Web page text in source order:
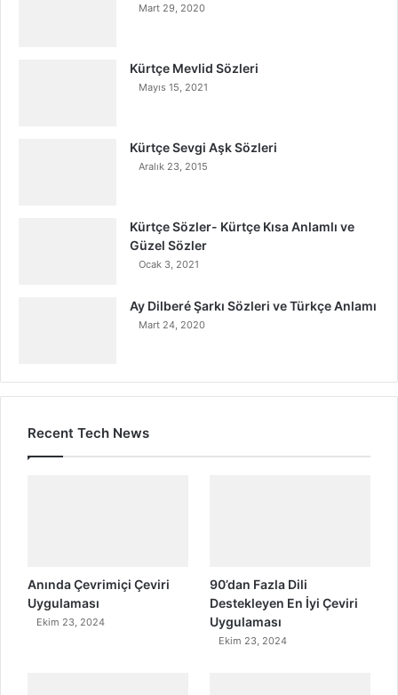
Mart 29, 2020
Kürtçe Mevlid Sözleri
Mayıs 15, 2021
Kürtçe Sevgi Aşk Sözleri
Aralık 23, 2015
Kürtçe Sözler- Kürtçe Kısa Anlamlı ve
Güzel Sözler
Ocak 3, 2021
Ay Dilberé Şarkı Sözleri ve Türkçe Anlamı
Mart 24, 2020
Recent Tech News
Anında Çevrimiçi Çeviri
Uygulaması
Ekim 23, 2024
90’dan Fazla Dili
Destekleyen En İyi Çeviri
Uygulaması
Ekim 23, 2024